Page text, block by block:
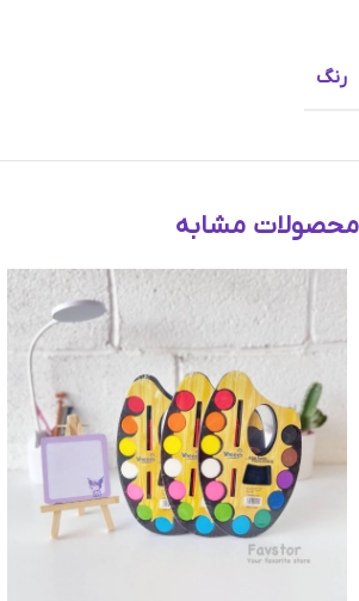
رنگ
محصولات مشابه